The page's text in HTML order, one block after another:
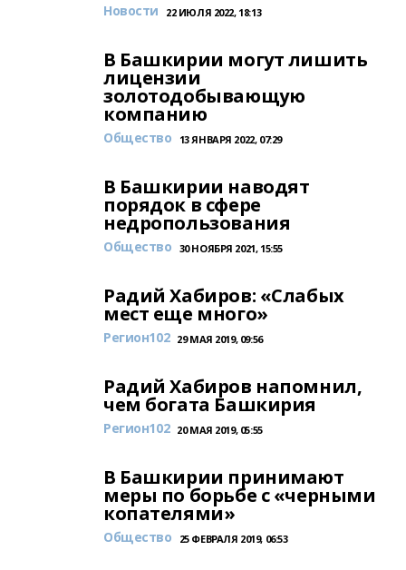
Новости 22 ИЮЛЯ 2022, 18:13
В Башкирии могут лишить
лицензии
золотодобывающую
компанию
Общество 13 ЯНВАРЯ 2022, 07:29
В Башкирии наводят
порядок в сфере
недропользования
Общество 30 НОЯБРЯ 2021, 15:55
Радий Хабиров: «Слабых
мест еще много»
Регион102 29 МАЯ 2019, 09:56
Радий Хабиров напомнил,
чем богата Башкирия
Регион102 20 МАЯ 2019, 05:55
В Башкирии принимают
меры по борьбе с «черными
копателями»
Общество 25 ФЕВРАЛЯ 2019, 06:53